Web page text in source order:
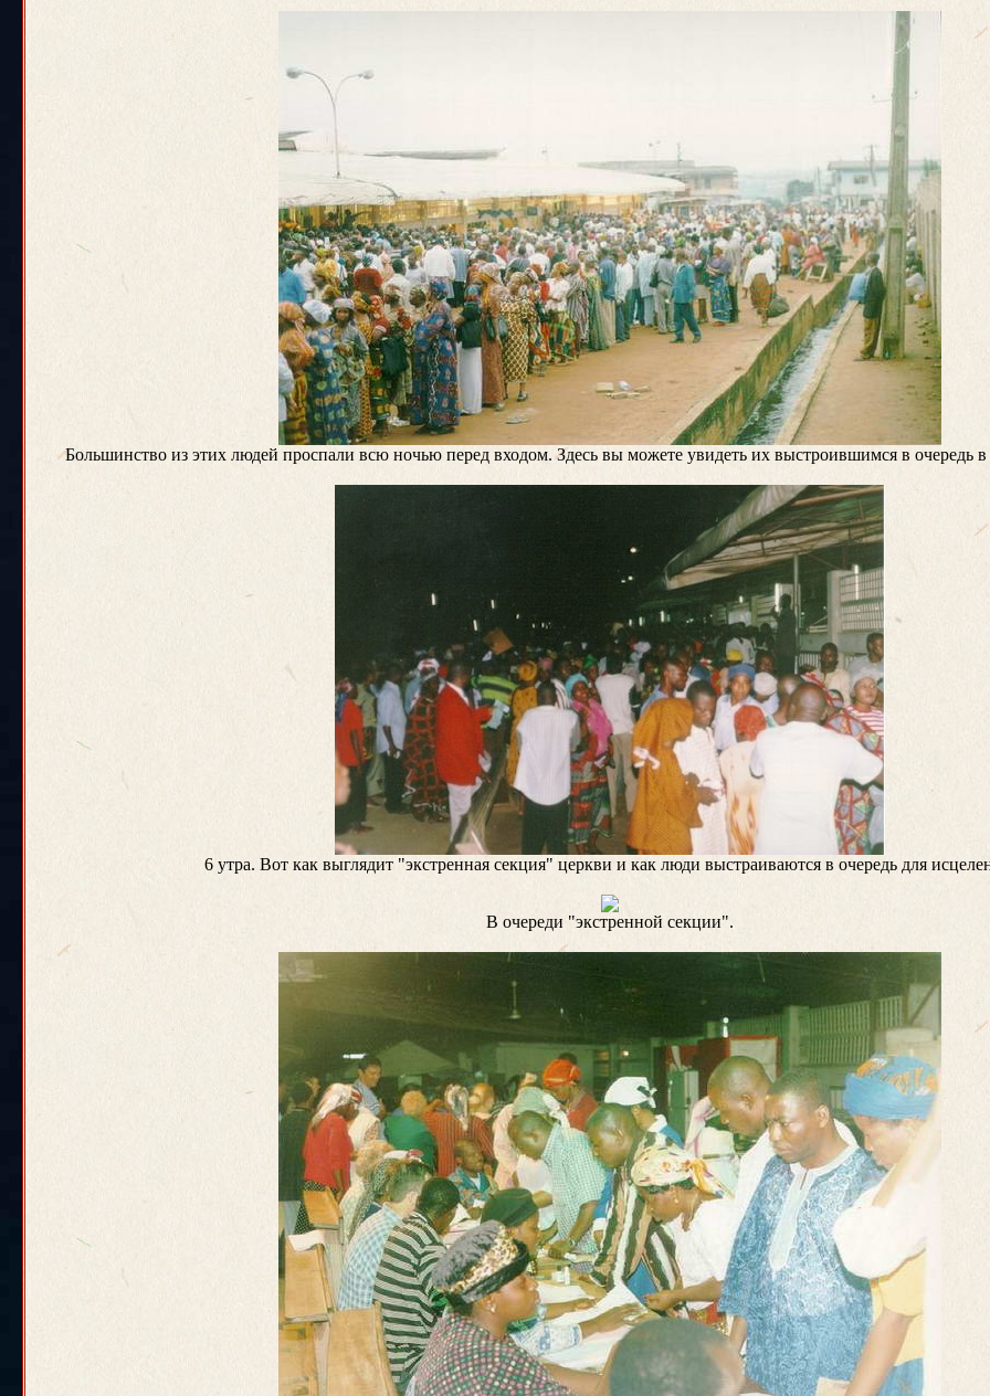
Большинство из этих людей проспали всю ночью перед входом. Здесь вы можете увидеть их выстроившимся в очередь
6 утра. Вот как выглядит "экстренная секция" церкви и как люди выстраиваются в очередь для
В очереди "экстренной секции".